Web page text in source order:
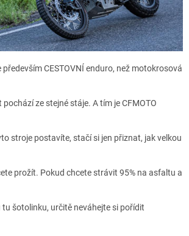
především CESTOVNÍ enduro, než motokrosová
ze stejné stáje. A tím je CFMOTO
stroje postavíte, stačí si jen přiznat, jak velkou
prožít. Pokud chcete strávit 95% na asfaltu a
šotolinku, určitě neváhejte si pořídit